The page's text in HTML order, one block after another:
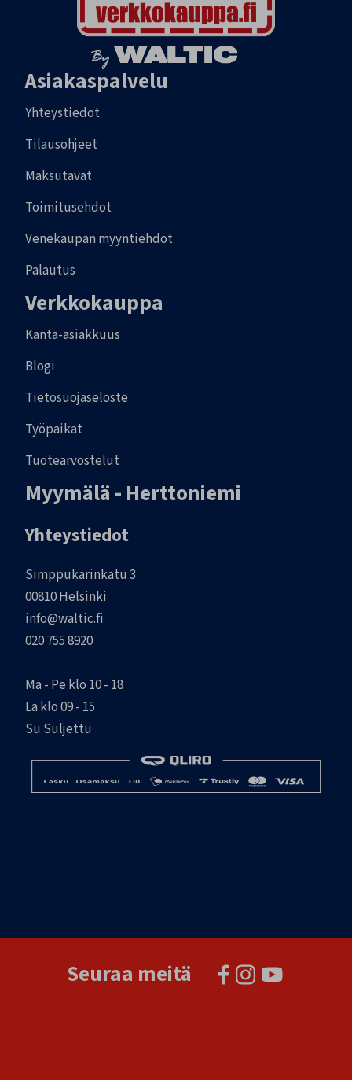
Asiakaspalvelu
Yhteystiedot
Tilausohjeet
Maksutavat
Toimitusehdot
Venekaupan myyntiehdot
Palautus
Verkkokauppa
Kanta-asiakkuus
Blogi
Tietosuojaseloste
Työpaikat
Tuotearvostelut
Myymälä - Herttoniemi
Yhteystiedot
Simppukarinkatu 3
00810 Helsinki
info@waltic.fi
020 755 8920
Ma - Pe klo 10 - 18
La klo 09 - 15
Su Suljettu
Seuraa meitä